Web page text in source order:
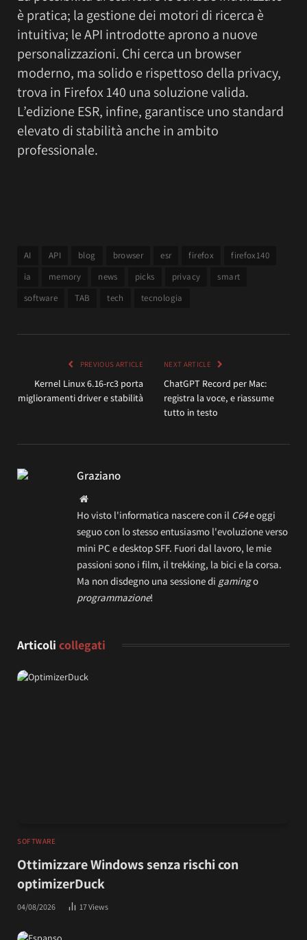
è pratica; la gestione dei motori di ricerca è
intuitiva; le API introdotte aprono a nuove
personalizzazioni. Chi cerca un browser
moderno, ma solido e rispettoso della privacy,
trova in Firefox 140 una soluzione valida.
L’edizione ESR, infine, garantisce uno standard
elevato di stabilità anche in ambito
professionale.
AI API blog browser esr firefox
firefox140
ia
memory news picks privacy
smart
software
TAB tech tecnologia
PREVIOUS ARTICLE
Kernel Linux 6.16-rc3 porta
miglioramenti driver e stabilità
NEXT ARTICLE
ChatGPT Record per Mac:
registra la voce, e riassume
tutto in testo
Graziano
Website
Ho visto l'informatica nascere con il C64e oggi
seguo con lo stesso entusiasmo l'evoluzione verso
mini PC e desktop SFF. Fuori dal lavoro, le mie
passioni sono i film, il trekking, la bici e la corsa.
Ma non disdegno una sessione di gamingo
programmazione!
Articoli collegati
SOFTWARE
Ottimizzare Windows senza rischi con
optimizerDuck
04/08/2026 17Views